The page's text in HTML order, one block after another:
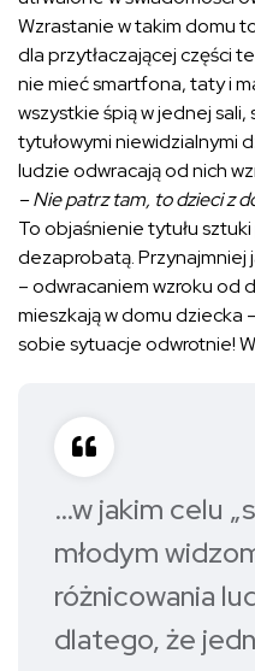
Wzrastanie w takim domu
dla przytłaczającej części
nie mieć smartfona, taty i
wszystkie śpią w jednej sali,
tytułowymi niewidzialnymi
ludzie odwracają od nich
– Nie patrz tam, to dzieci z
To objaśnienie tytułu
dezaprobatą. Przynajmniej
– odwracaniem wzroku od
mieszkają w domu dziecka
sobie sytuacje odwrotnie!
…w jakim celu
młodym
różnicowania
dlatego, że